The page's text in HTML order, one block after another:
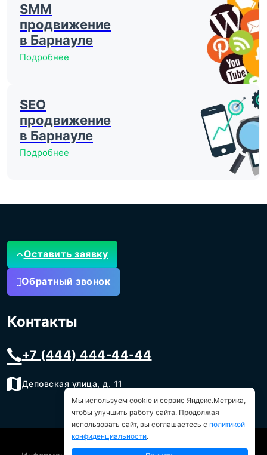
SMM
продвижение
в Барнауле
Подробнее
SEO
продвижение
в Барнауле
Подробнее
Оставить заявку
Обратный звонок
Контакты
+7 (444) 444-44-44
Деповская улица, д. 11
Мы используем cookie и сервис Яндекс.Метрика,
чтобы улучшить работу сайта. Продолжая
использовать сайт, вы соглашаетесь с политикой
конфиденциальности.